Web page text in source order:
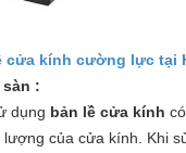
cửa kính cường lực tại
sàn :
dụng bản lề cửa kính
của cửa kính. Khi